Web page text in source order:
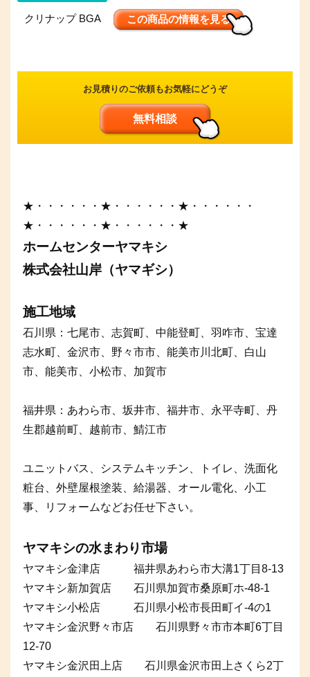
クリナップ BGA この商品の情報を見る
お見積りのご依頼もお気軽にどうぞ
無料相談
★・・・・・・★・・・・・・★・・・・・・
★・・・・・・★・・・・・・★
ホームセンターヤマキシ
株式会社山岸（ヤマギシ）
施工地域
石川県：七尾市、志賀町、中能登町、羽咋市、宝達
志水町、金沢市、野々市市、能美市川北町、白山
市、能美市、小松市、加賀市
福井県：あわら市、坂井市、福井市、永平寺町、丹
生郡越前町、越前市、鯖江市
ユニットバス、システムキッチン、トイレ、洗面化
粧台、外壁屋根塗装、給湯器、オール電化、小工
事、リフォームなどお任せ下さい。
ヤマキシの水まわり市場
ヤマキシ金津店 福井県あわら市大溝1丁目8-13
ヤマキシ新加賀店 石川県加賀市桑原町ホ-48-1
ヤマキシ小松店 石川県小松市長田町イ-4の1
ヤマキシ金沢野々市店 石川県野々市市本町6丁目
12-70
ヤマキシ金沢田上店 石川県金沢市田上さくら2丁